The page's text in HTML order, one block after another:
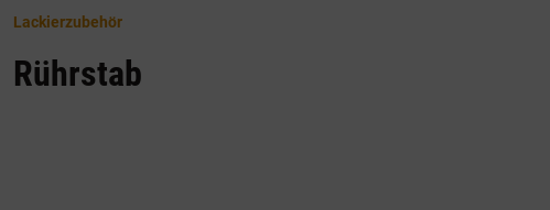
Lackierzubehör
Rührstab